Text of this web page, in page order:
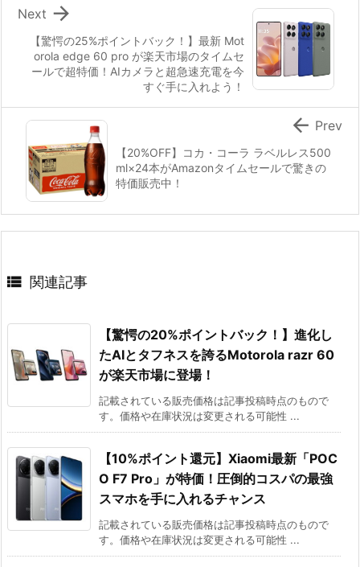
【驚愕の25%ポイントバック！】最新 Mot
orola edge 60 pro が楽天市場のタイムセ
ールで超特価！AIカメラと超急速充電を今
すぐ手に入れよう！

Next
【20%OFF】コカ・コーラ ラベルレス500
ml×24本がAmazonタイムセールで驚きの
特価販売中！
 Prev
 関連記事
【驚愕の20%ポイントバック！】進化し
たAIとタフネスを誇るMotorola razr 60
が楽天市場に登場！
記載されている販売価格は記事投稿時点のもので
す。価格や在庫状況は変更される可能性 ...
【10%ポイント還元】Xiaomi最新「POC
O F7 Pro」が特価！圧倒的コスパの最強
スマホを手に入れるチャンス
記載されている販売価格は記事投稿時点のもので
す。価格や在庫状況は変更される可能性 ...